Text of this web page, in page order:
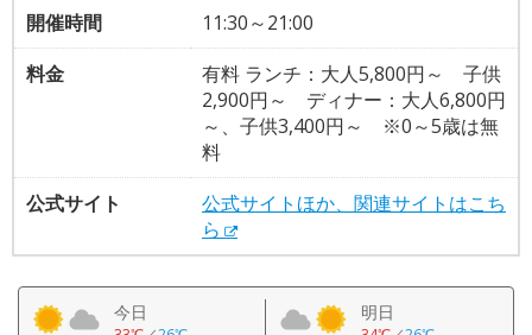
開催時間
11:30～21:00
料金
有料 ランチ：大人5,800円～ 子供
2,900円～ ディナー：大人6,800円
～、子供3,400円～ ※0～5歳は無
料
公式サイト
公式サイトほか、関連サイトはこち
ら
今日 明日